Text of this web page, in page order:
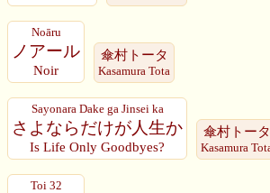
Noāru
ノアール
Noir
傘村トータ
Kasamura Tota
Sayonara Dake ga Jinsei ka
さよならだけが人生か
Is Life Only Goodbyes?
傘村トータ
Kasamura
Toi 32